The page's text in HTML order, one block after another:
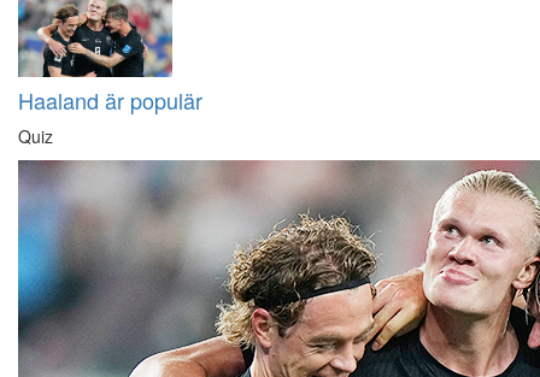
Haaland är populär
Quiz